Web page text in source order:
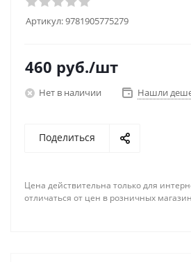
Артикул:9781905775279
460 руб./шт
Нет в наличии Нашли
Поделиться
Цена действительна только для
отличаться от цен в розничных